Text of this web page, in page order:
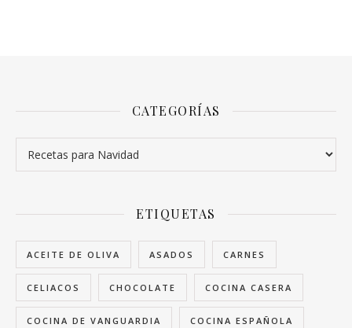
CATEGORÍAS
Categorías
ETIQUETAS
ACEITE DE OLIVA ASADOS CARNES
CELIACOS CHOCOLATE COCINA CASERA
COCINA DE VANGUARDIA COCINA ESPAÑOLA